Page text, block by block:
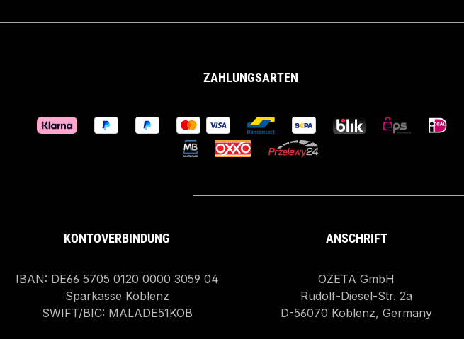
ZAHLUNGSARTEN
KONTOVERBINDUNG
IBAN: DE66 5705 0120 0000 3059 04
Sparkasse Koblenz
SWIFT/BIC: MALADE51KOB
ANSCHRIFT
OZETA GmbH
Rudolf-Diesel-Str. 2a
D-56070 Koblenz, Germany